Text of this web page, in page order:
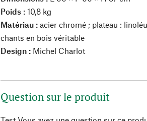
Poids :10,8 kg
Matériau : acier chromé ; plateau :
chants en bois véritable
Design : Michel Charlot
Question sur le produit